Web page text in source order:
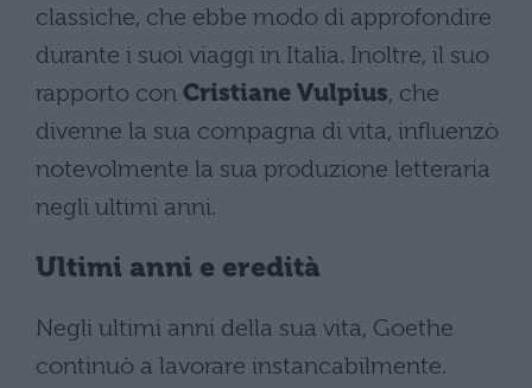
classiche, che ebbe modo di approfondire
durante i suoi viaggi in Italia. Inoltre, il suo
rapporto con Cristiane Vulpius, che
divenne la sua compagna di vita, influenzò
notevolmente la sua produzione letteraria
negli ultimi anni​​.
Ultimi anni e eredità
Negli ultimi anni della sua vita, Goethe
continuò a lavorare instancabilmente.